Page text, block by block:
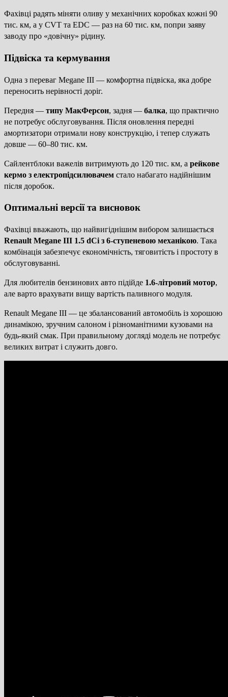
Фахівці радять міняти оливу у механічних коробках кожні 90
тис. км, а у CVT та EDC — раз на 60 тис. км, попри заяву
заводу про «довічну» рідину.
Підвіска та кермування
Одна з переваг Megane III — комфортна підвіска, яка добре
переносить нерівності доріг.
Передня — типу МакФерсон, задня — балка, що практично
не потребує обслуговування. Після оновлення передні
амортизатори отримали нову конструкцію, і тепер служать
довше — 60–80 тис. км.
Сайлентблоки важелів витримують до 120 тис. км, а рейкове
кермо з електропідсилювачем стало набагато надійнішим
після доробок.
Оптимальні версії та висновок
Фахівці вважають, що найвигіднішим вибором залишається
Renault Megane III 1.5 dCi з 6-ступеневою механікою. Така
комбінація забезпечує економічність, тяговитість і простоту в
обслуговуванні.
Для любителів бензинових авто підійде 1.6-літровий мотор,
але варто врахувати вищу вартість паливного модуля.
Renault Megane III — це збалансований автомобіль із хорошою
динамікою, зручним салоном і різноманітними кузовами на
будь-який смак. При правильному догляді модель не потребує
великих витрат і служить довго.